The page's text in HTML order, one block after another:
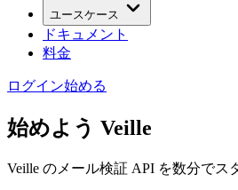
ユースケース
ドキュメント
料金
ログイン始める
始めよう Veille
Veille のメール検証 API を数分でス